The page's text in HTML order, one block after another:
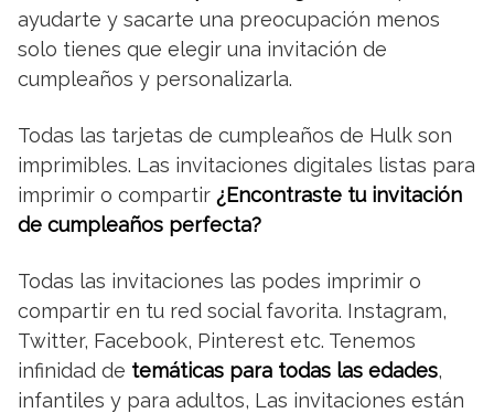
ayudarte y sacarte una preocupación menos
solo tienes que elegir una invitación de
cumpleaños y personalizarla.
Todas las tarjetas de cumpleaños de Hulk son
imprimibles. Las invitaciones digitales listas para
imprimir o compartir ¿Encontraste tu invitación
de cumpleaños perfecta?
Todas las invitaciones las podes imprimir o
compartir en tu red social favorita. Instagram,
Twitter, Facebook, Pinterest etc. Tenemos
infinidad de temáticas para todas las edades,
infantiles y para adultos, Las invitaciones están